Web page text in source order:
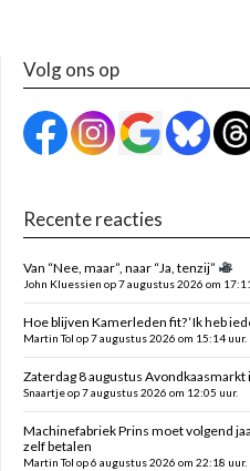
Volg ons op
Recente reacties
Van “Nee, maar”, naar “Ja, tenzij”
John Kluessien op 7 augustus 2026 om
Hoe blijven Kamerleden fit? ‘Ik heb
Martin Tol op 7 augustus 2026 om 15:14 uur.
Zaterdag 8 augustus Avondkaasmarkt
Snaartje op 7 augustus 2026 om 12:05 uur.
Machinefabriek Prins moet volgend
zelf betalen
Martin Tol op 6 augustus 2026 om 22:18 uur.